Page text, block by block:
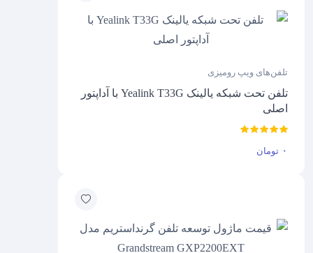
تلفن‌های ویپ رومیزی
تلفن تحت شبکه یالینک Yealink T33G با آداپتور
اصلی
۰ تومان